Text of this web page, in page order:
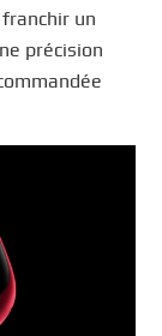
un
précision